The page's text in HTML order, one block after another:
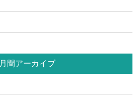
月間アーカイブ